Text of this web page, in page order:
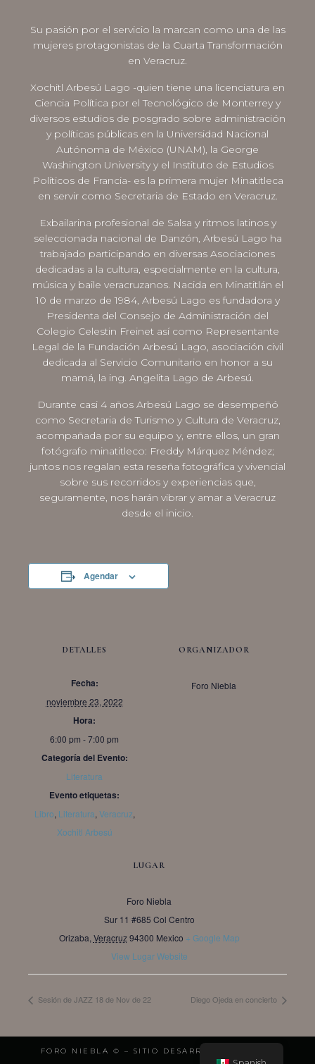
Su pasión por el servicio la marcan como una de las
mujeres protagonistas de la Cuarta Transformación
en Veracruz.
Xochitl Arbesú Lago -quien tiene una licenciatura en
Ciencia Política por el Tecnológico de Monterrey y
diversos estudios de posgrado sobre administración
y políticas públicas en la Universidad Nacional
Autónoma de México (UNAM), la George
Washington University y el Instituto de Estudios
Políticos de Francia- es la primera mujer Minatitleca
en servir como Secretaria de Estado en Veracruz.
Exbailarina profesional de Salsa y ritmos latinos y
seleccionada nacional de Danzón, Arbesú Lago ha
trabajado participando en diversas Asociaciones
dedicadas a la cultura, especialmente en la cultura,
música y baile veracruzanos. Nacida en Minatitlán el
10 de marzo de 1984, Arbesú Lago es fundadora y
Presidenta del Consejo de Administración del
Colegio Celestin Freinet así como Representante
Legal de la Fundación Arbesú Lago, asociación civil
dedicada al Servicio Comunitario en honor a su
mamá, la ing. Angelita Lago de Arbesú.
Durante casi 4 años Arbesú Lago se desempeñó
como Secretaria de Turismo y Cultura de Veracruz,
acompañada por su equipo y, entre ellos, un gran
fotógrafo minatitleco: Freddy Márquez Méndez;
juntos nos regalan esta reseña fotográfica y vivencial
sobre sus recorridos y experiencias que,
seguramente, nos harán vibrar y amar a Veracruz
desde el inicio.
Agendar
DETALLES
Fecha:
noviembre 23, 2022
Hora:
6:00 pm - 7:00 pm
Categoría del Evento:
Literatura
Evento etiquetas:
Libro, Literatura, Veracruz,
Xochitl Arbesú
LUGAR
Foro Niebla
Sur 11 #685 Col Centro
Orizaba, Veracruz 94300 Mexico + Google Map
View Lugar Website
ORGANIZADOR
Foro Niebla
Sesión de JAZZ 18 de Nov de 22 Diego Ojeda en concierto
FORO NIEBLA © – SITIO DESARROLLADO POR: